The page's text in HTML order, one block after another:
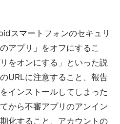
スマートフォンのセキュリ
アプリ」をオフにするこ
をオンにする」といった説
URLに注意すること、報告
インストールしてしまった
から不審アプリのアンイン
化すること、アカウントの